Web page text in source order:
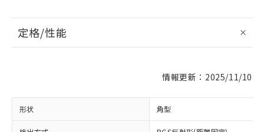
定格/性能
情報更新：2025/11/10
形状 角型